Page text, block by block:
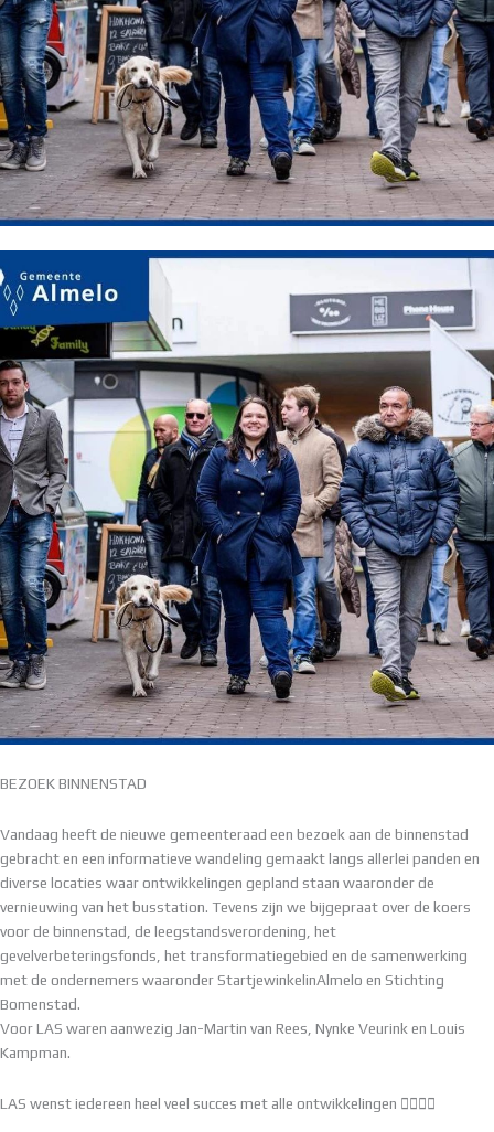
BEZOEK BINNENSTAD
Vandaag heeft de nieuwe gemeenteraad een bezoek aan de binnenstad
gebracht en een informatieve wandeling gemaakt langs allerlei panden en
diverse locaties waar ontwikkelingen gepland staan waaronder de
vernieuwing van het busstation. Tevens zijn we bijgepraat over de koers
voor de binnenstad, de leegstandsverordening, het
gevelverbeteringsfonds, het transformatiegebied en de samenwerking
met de ondernemers waaronder StartjewinkelinAlmelo en Stichting
Bomenstad.
Voor LAS waren aanwezig Jan-Martin van Rees, Nynke Veurink en Louis
Kampman.
LAS wenst iedereen heel veel succes met alle ontwikkelingen 👌🏻👊🏻